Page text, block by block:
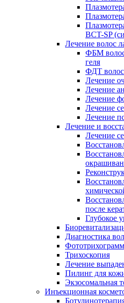
BCT-SP
Лечение волос
ФБМ
геля
ФДТ
Лечение
Лечение
Лечение
Лечение
Лечение
Лечение и
Лечение
после
Глубокое
Диагностика
Трихоскопия
Лечение
Пилинг для
Экзосомальная
Инъекционная